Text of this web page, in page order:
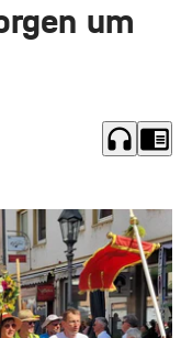
um
headphones chrome_reader_mode